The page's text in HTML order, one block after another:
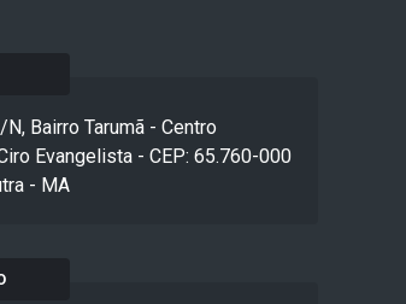
Bairro Tarumã - Centro
Evangelista - CEP: 65.760-000
- MA